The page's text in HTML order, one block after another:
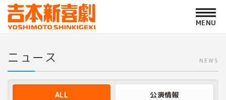
ニュース NEWS
ALL 公演情報